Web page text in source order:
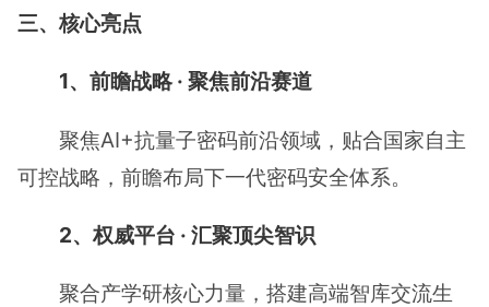
三、核心亮点
1、前瞻战略 · 聚焦前沿赛道
聚焦AI+抗量子密码前沿领域，贴合国家自主
可控战略，前瞻布局下一代密码安全体系。
2、权威平台 · 汇聚顶尖智识
聚合产学研核心力量，搭建高端智库交流生